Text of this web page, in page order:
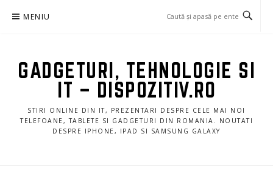
MENIU
GADGETURI, TEHNOLOGIE SI
IT – DISPOZITIV.RO
STIRI ONLINE DIN IT, PREZENTARI DESPRE CELE MAI NOI
TELEFOANE, TABLETE SI GADGETURI DIN ROMANIA. NOUTATI
DESPRE IPHONE, IPAD SI SAMSUNG GALAXY